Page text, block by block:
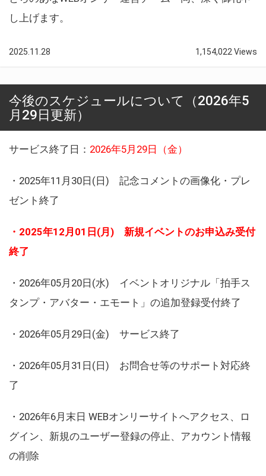
し上げます。
2025.11.28 1,154,022 Views
今後のスケジュールについて（2026年5
月29日更新）
サービス終了日： 2026年5月29日（金）
・2025年11月30日(日) 記念コメントの画像化・プレ
ゼント終了
・2025年12月01日(月) 新規イベントのお申込み受付
終了
・2026年05月20日(水) イベントオリジナル「拍手ス
タンプ・アバター・エモート」の追加登録受付終了
・2026年05月29日(金) サービス終了
・2026年05月31日(日) お問合せ等のサポート対応終
了
・2026年6月末日 WEBオンリーサイトへアクセス、ロ
グイン、新規のユーザー登録の停止、アカウント情報
の削除